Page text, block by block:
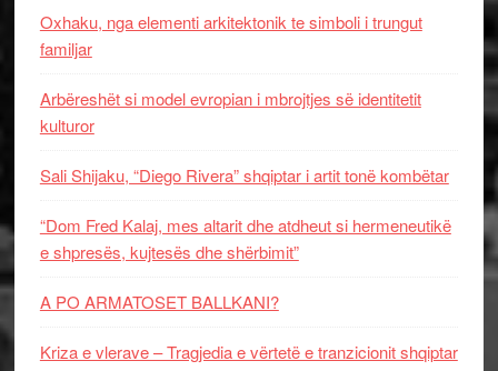
Oxhaku, nga elementi arkitektonik te simboli i trungut
familjar
Arbëreshët si model evropian i mbrojtjes së identitetit
kulturor
Sali Shijaku, “Diego Rivera” shqiptar i artit tonë kombëtar
“Dom Fred Kalaj, mes altarit dhe atdheut si hermeneutikë
e shpresës, kujtesës dhe shërbimit”
A PO ARMATOSET BALLKANI?
Kriza e vlerave – Tragjedia e vërtetë e tranzicionit shqiptar